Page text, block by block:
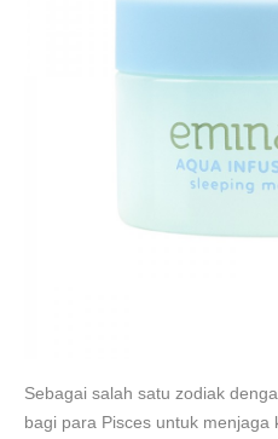
Sebagai salah satu zodiak
bagi para Pisces untuk menjaga